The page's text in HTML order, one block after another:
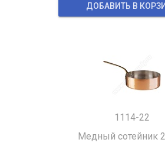
ДОБАВИТЬ В
1114-22
Медный сотейник